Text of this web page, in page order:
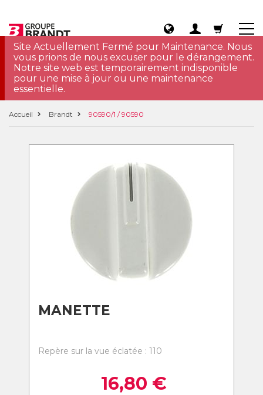
Site Actuellement Fermé pour Maintenance. Nous
vous prions de nous excuser pour le dérangement.
Notre site web est temporairement indisponible
pour une mise à jour ou une maintenance
essentielle.
Accueil Brandt 90590/1 / 90590
MANETTE
Repère sur la vue éclatée : 110
16,80 €